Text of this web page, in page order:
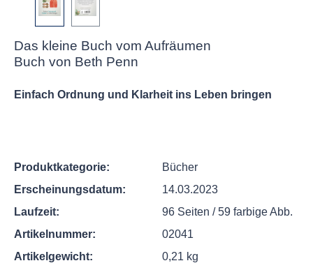
Das kleine Buch vom Aufräumen
Buch von Beth Penn
Einfach Ordnung und Klarheit ins Leben bringen
Produktkategorie:
Bücher
Erscheinungsdatum:
14.03.2023
Laufzeit:
96 Seiten / 59 farbige Abb.
Artikelnummer:
02041
Artikelgewicht:
0,21 kg